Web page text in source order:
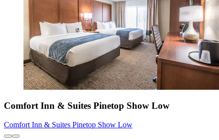
Comfort Inn & Suites Pinetop Show Low
Comfort Inn & Suites Pinetop Show Low